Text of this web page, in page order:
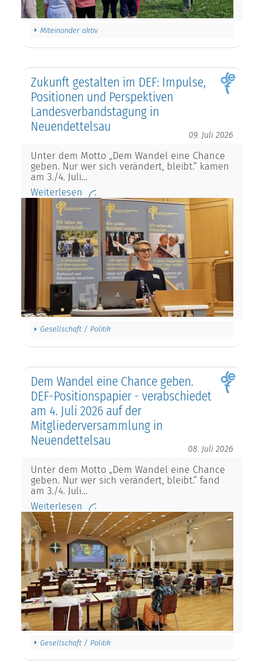
Miteinander aktiv
Zukunft gestalten im DEF: Impulse,
Positionen und Perspektiven
Landesverbandstagung in
Neuendettelsau
09. Juli 2026
Unter dem Motto „Dem Wandel eine Chance
geben. Nur wer sich verändert, bleibt.“ kamen
am 3./4. Juli…
Weiterlesen
Gesellschaft / Politik
Dem Wandel eine Chance geben.
DEF-Positionspapier - verabschiedet
am 4. Juli 2026 auf der
Mitgliederversammlung in
Neuendettelsau
08. Juli 2026
Unter dem Motto „Dem Wandel eine Chance
geben. Nur wer sich verändert, bleibt.“ fand
am 3./4. Juli…
Weiterlesen
Gesellschaft / Politik